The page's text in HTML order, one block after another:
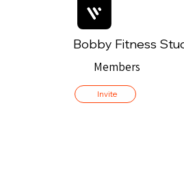
Members
Invite
Bobby Fitness